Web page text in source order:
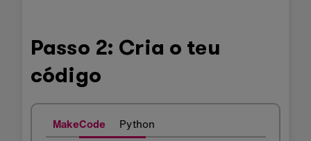
Passo 2: Cria o teu
código
MakeCode Python